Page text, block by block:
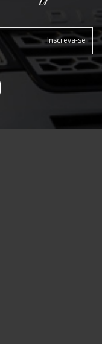
Inscreva-se